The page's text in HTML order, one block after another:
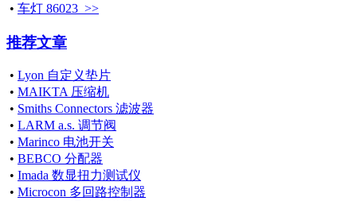
• 车灯 86023 >>
推荐文章
• Lyon 自定义垫片
• MAIKTA 压缩机
• Smiths Connectors 滤波器
• LARM a.s. 调节阀
• Marinco 电池开关
• BEBCO 分配器
• Imada 数显扭力测试仪
• Microcon 多回路控制器